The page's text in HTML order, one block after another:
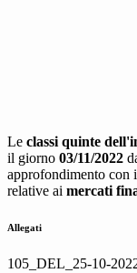
Le classi quinte
il giorno 03/11/2022
approfondimento con
relative ai mercati
Allegati
105_DEL_25-10-